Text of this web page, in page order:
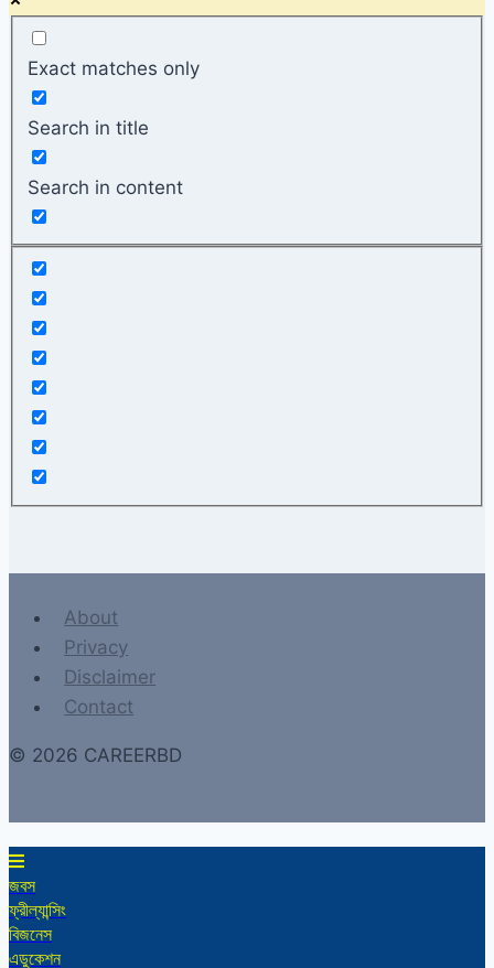
Exact matches only
Search in title
Search in content
About
Privacy
Disclaimer
Contact
© 2026 CAREERBD
জবস
ফ্রীল্যান্সিং
বিজনেস
এডুকেশন